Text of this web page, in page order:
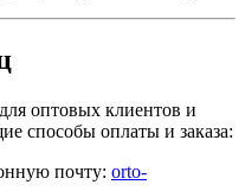
оптовых клиентов и
способы оплаты и заказа:
почту: orto-